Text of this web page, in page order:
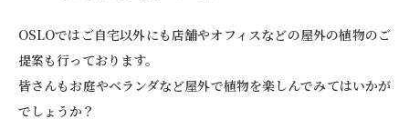
OSLOではご自宅以外にも店舗やオフィスなどの屋外の植物のご
提案も行っております。
皆さんもお庭やベランダなど屋外で植物を楽しんでみてはいかが
でしょうか？